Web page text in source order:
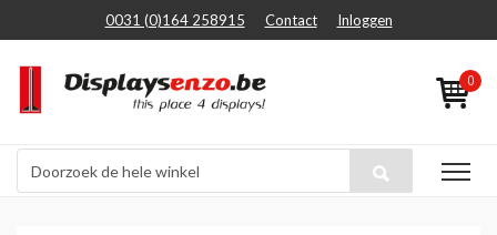
0031 (0)164 258915 Contact Inloggen
0